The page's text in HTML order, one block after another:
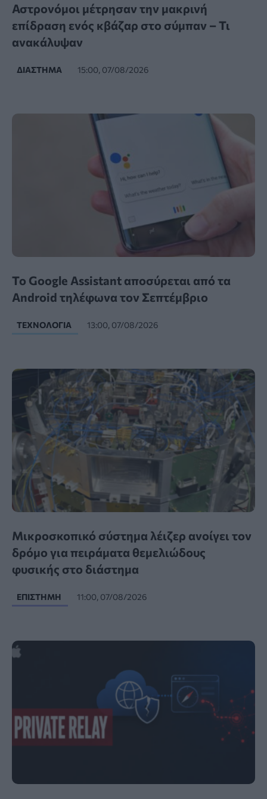
Αστρονόμοι μέτρησαν την μακρινή
επίδραση ενός κβάζαρ στο σύμπαν – Τι
ανακάλυψαν
ΔΙΆΣΤΗΜΑ 15:00, 07/08/2026
Το Google Assistant αποσύρεται από τα
Android τηλέφωνα τον Σεπτέμβριο
ΤΕΧΝΟΛΟΓΊΑ 13:00, 07/08/2026
Μικροσκοπικό σύστημα λέιζερ ανοίγει τον
δρόμο για πειράματα θεμελιώδους
φυσικής στο διάστημα
ΕΠΙΣΤΉΜΗ 11:00, 07/08/2026